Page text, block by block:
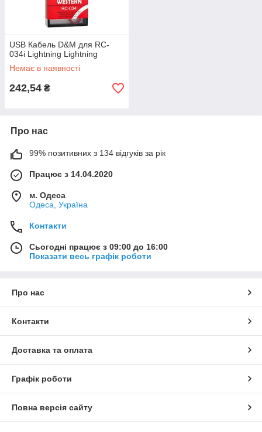
USB Кабель D&M для RC-
034i Lightning Lightning
Немає в наявності
242,54 ₴
Про нас
99% позитивних з 134 відгуків за рік
Працює з 14.04.2020
м. Одеса
Одеса, Україна
Контакти
Сьогодні працює з 09:00 до 16:00
Показати весь графік роботи
Про нас
Контакти
Доставка та оплата
Графік роботи
Повна версія сайту